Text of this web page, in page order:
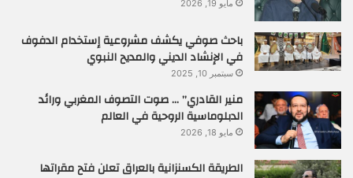
مايو 19, 2026
باحث صوفي يكشف مشروعية إستخدام الدفوف
في الإنشاد الديني والمديح النبوي
سبتمبر 10, 2025
منير القادري” … صوت التصوف المغربي ورائد
الدبلوماسية الروحية في العالم
مايو 18, 2026
الطريقة الكسنزانية بالعراق تعلن فتح مقراتها